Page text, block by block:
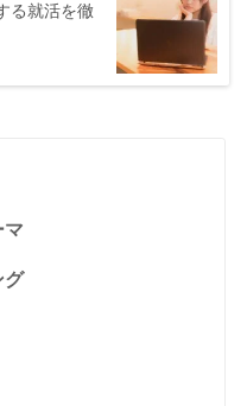
る就活を徹
マ
グ